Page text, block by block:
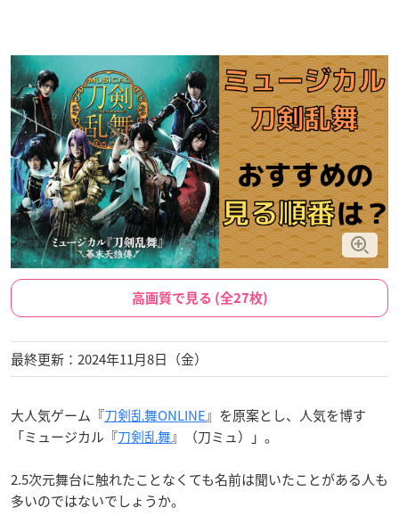
高画質で見る (全27枚)
最終更新：2024年11月8日（金）
大人気ゲーム『刀剣乱舞ONLINE』を原案とし、人気を博す
「ミュージカル『刀剣乱舞』（刀ミュ）」。
2.5次元舞台に触れたことなくても名前は聞いたことがある人も
多いのではないでしょうか。